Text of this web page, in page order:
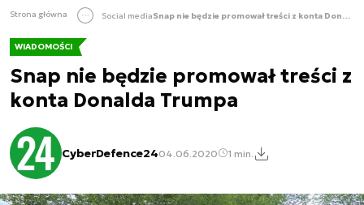
Strona główna Social media Snap nie będzie promował treści z konta Donalda Trumpa
WIADOMOŚCI
Snap nie będzie promował treści z
konta Donalda Trumpa
CyberDefence2404.06.2020 1 min.